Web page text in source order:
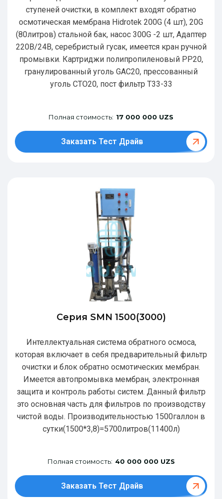
ступеней очистки, в комплект входят обратно
осмотическая мембрана Hidrotek 200G (4 шт), 20G
(80литров) стальной бак, насос 300G -2 шт, Адаптер
220В/24В, серебристый гусак, имеется кран ручной
промывки. Картриджи полипропиленовый РР20,
гранулированный уголь GAC20, прессованный
уголь CTO20, пост фильтр T33-33
Полная стоимость: 17 000 000 UZS
Заказать Тест Драйв
Серия SMN 1500(3000)
Интеллектуальная система обратного осмоса,
которая включает в себя предварительный фильтр
очистки и блок обратно осмотических мембран.
Имеется автопромывка мембран, электронная
защита и контроль работы систем. Данный фильтр
это основная часть для фильтров по производству
чистой воды. Производительностью 1500галлон в
сутки(1500*3,8)=5700литров(11400л)
Полная стоимость: 40 000 000 UZS
Заказать Тест Драйв